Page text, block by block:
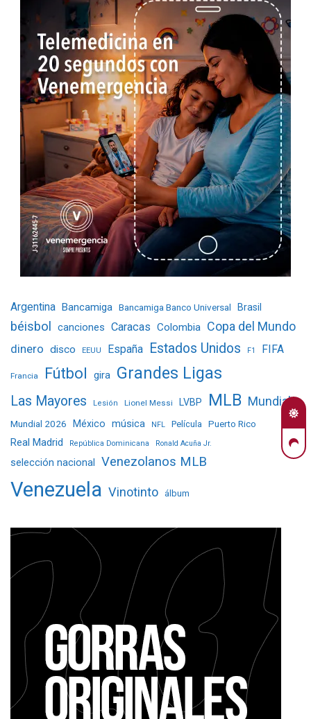
Argentina Bancamiga Bancamiga Banco Universal Brasil
béisbol canciones Caracas Colombia Copa del Mundo
dinero disco EEUU España Estados Unidos F1 FIFA
Francia Fútbol gira Grandes Ligas
Las Mayores Lesión Lionel Messi LVBP MLB Mundial
Mundial 2026 México música NFL Película Puerto Rico
Real Madrid República Dominicana Ronald Acuña Jr.
selección nacional Venezolanos MLB
Venezuela Vinotinto álbum